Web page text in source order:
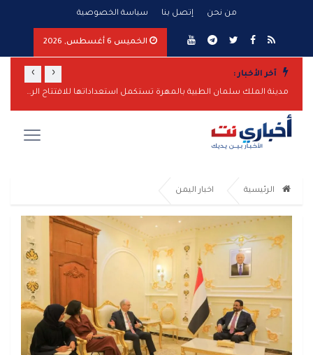
من نحن إتصل بنا سياسة الخصوصية
الخميس 6 أغسطس, 2026
آخر الأخبار :
مدينة الملك سلمان الطبية بالمهرة تستكمل استعداداتها للافتتاح الرسمي
‹
›
الرئيسية اخبار اليمن